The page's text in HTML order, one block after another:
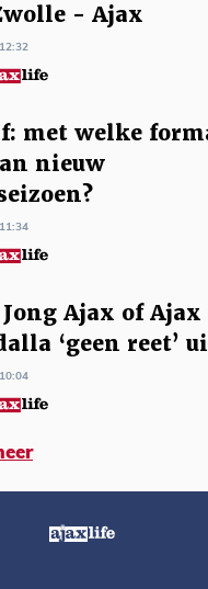
- Ajax
met welke
nieuw
Ajax of Ajax
‘geen reet’